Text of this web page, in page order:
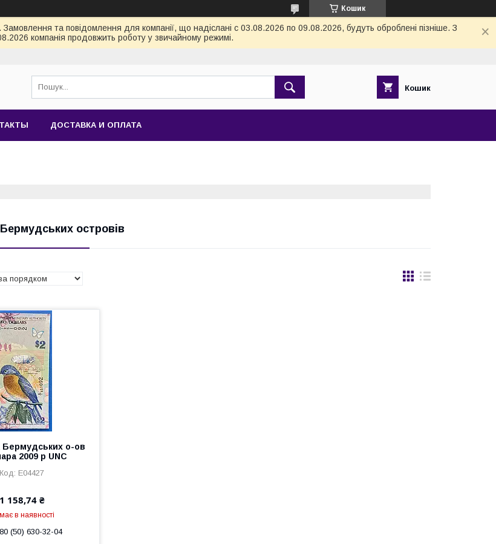
Кошик
та повідомлення для компанії, що надіслані с 03.08.2026 по 09.08.2026, будуть оброблені пізніше. З
компанія продовжить роботу у звичайному режимі.
Кошик
ДОСТАВКА И ОПЛАТА
островів
Бермудських о-ов
2009 р UNC
Е04427
1 158,74 ₴
в наявності
(50) 630-32-04